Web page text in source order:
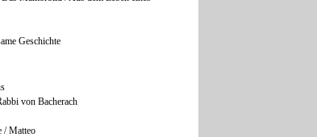
Geschichte
von Bacherach
/ Matteo